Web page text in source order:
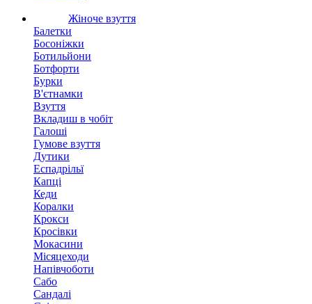
Жіноче взуття
Балетки
Босоніжки
Ботильйони
Ботфорти
Бурки
В'єтнамки
Взуття
Вкладиш в чобіт
Галоші
Гумове взуття
Дутики
Еспадрільї
Капці
Кеди
Коралки
Крокси
Кросівки
Мокасини
Місяцеходи
Напівчоботи
Сабо
Сандалі